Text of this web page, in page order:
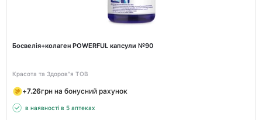
Босвелія+колаген POWERFUL капсули №90
Красота та Здоров"я ТОВ
+7.26грн на бонусний рахунок
в наявності в 5 аптеках